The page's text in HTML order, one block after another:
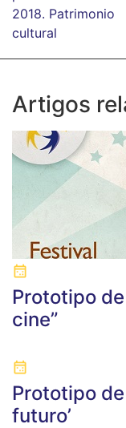
2018. Patrimonio
cultural
Artigos
Prototipo
cine”
Prototipo
futuro’